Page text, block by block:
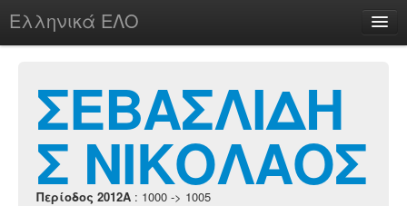
Ελληνικά ΕΛΟ
chesstu.be @ discord
Login
ΣΕΒΑΣΛΙΔΗ
Σ ΝΙΚΟΛΑΟΣ
Περίοδος 2012A : 1000 -> 1005